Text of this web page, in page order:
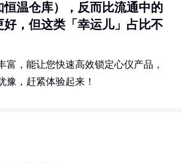
恒温仓库），反而比流通中的
好，但这类「幸运儿」占比不
富，能让您快速高效锁定心仪产品，
豫，赶紧体验起来！